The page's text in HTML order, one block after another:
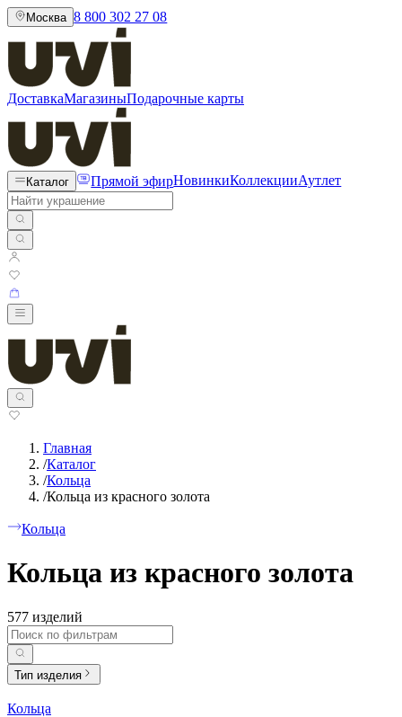
Москва 8 800 302 27 08
ДоставкаМагазиныПодарочные карты
Каталог Прямой эфирНовинкиКоллекцииАутлет
Главная
/Каталог
/Кольца
/Кольца из красного золота
Кольца
Кольца из красного золота
577 изделий
Тип изделия
Кольца